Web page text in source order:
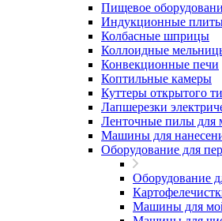
Пищевое
Индукционные
Колбасные шприцы
Коллоидные
Конвекционные печи
Коптильные камеры
Куттеры открытого
Лапшерезки
Ленточные пилы для
Машины для
Оборудование для
Оборудование
Машины для